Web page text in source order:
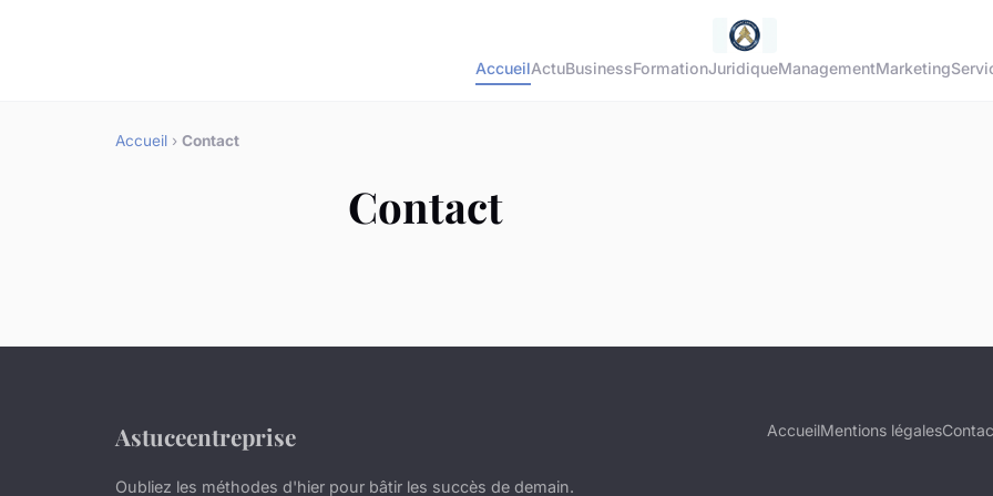
AccueilActuBusinessFormationJuridiqueManagementMarketing
Accueil › Contact
Contact
Astuceentreprise
Oubliez les méthodes d'hier pour bâtir les succès de demain.
AccueilMentions légales